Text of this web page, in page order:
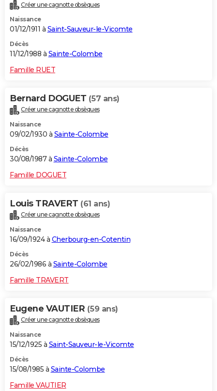
Créer une cagnotte obsèques
Naissance
01/12/1911 à Saint-Sauveur-le-Vicomte
Décès
11/12/1988 à Sainte-Colombe
Famille RUET
Bernard DOGUET (57 ans)
Créer une cagnotte obsèques
Naissance
09/02/1930 à Sainte-Colombe
Décès
30/08/1987 à Sainte-Colombe
Famille DOGUET
Louis TRAVERT (61 ans)
Créer une cagnotte obsèques
Naissance
16/09/1924 à Cherbourg-en-Cotentin
Décès
26/02/1986 à Sainte-Colombe
Famille TRAVERT
Eugene VAUTIER (59 ans)
Créer une cagnotte obsèques
Naissance
15/12/1925 à Saint-Sauveur-le-Vicomte
Décès
15/08/1985 à Sainte-Colombe
Famille VAUTIER